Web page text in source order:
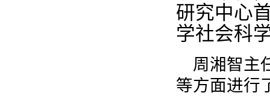
研究中心
学社会科
周湘智主
等方面进行